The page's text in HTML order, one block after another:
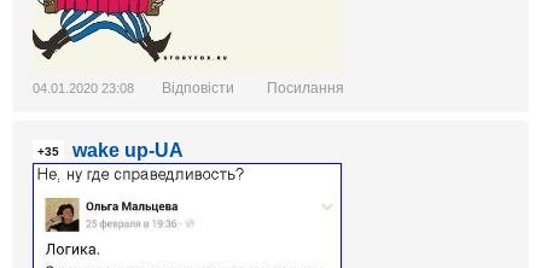
04.01.2020 23:08 Відповісти Посилання
+35 wake up-UA